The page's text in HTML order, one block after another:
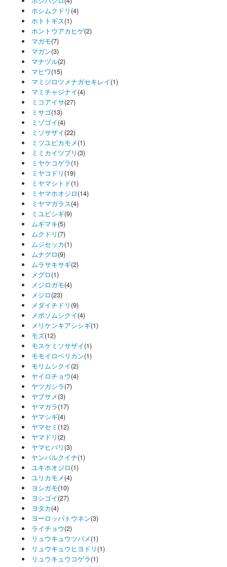
ホシムクドリ (4)
ホトトギス(1)
ホントウアカヒゲ(2)
マガモ(7)
マガン(3)
マナヅル(2)
マヒワ(15)
マミジロツメナガセキレイ(1)
マミチャジナイ(4)
ミコアイサ(27)
ミサゴ(13)
ミゾゴイ(4)
ミソサザイ(22)
ミツユビカモメ(1)
ミミカイツブリ (3)
ミヤケコゲラ(1)
ミヤコドリ (19)
ミヤマシトド(1)
ミヤマホオジロ(14)
ミヤマガラス(4)
ミユビシギ(9)
ムギマキ(5)
ムクドリ (7)
ムジセッカ(1)
ムナグロ(9)
ムラサキサギ(2)
メグロ(1)
メジロガモ(4)
メジロ(23)
メダイチドリ (9)
メボソムシクイ(4)
メリケンキアシシギ(1)
モズ(12)
モスケミソサザイ(1)
モモイロペリカン(1)
モリムシクイ(2)
ヤイロチョウ(4)
ヤツガシラ(7)
ヤブサメ(3)
ヤマガラ(17)
ヤマシギ(4)
ヤマセミ (12)
ヤマドリ (2)
ヤマヒバリ (3)
ヤンバルクイナ(1)
ユキホオジロ(1)
ユリカモメ(4)
ヨシガモ(10)
ヨシゴイ(27)
ヨタカ(4)
ヨーロッパトウネン(3)
ライチョウ(2)
リュウキュウツバメ(1)
リュウキュウヒヨドリ (1)
リュウキュウコゲラ(1)